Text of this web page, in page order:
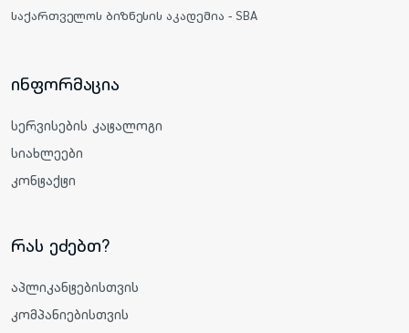
საქართველოს ბიზნესის აკადემია - SBA
ინფორმაცია
სერვისების კატალოგი
სიახლეები
კონტაქტი
რას ეძებთ?
აპლიკანტებისთვის
კომპანიებისთვის